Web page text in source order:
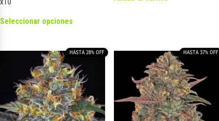
Seleccionar opciones
HASTA 28% OFF HASTA 37% OFF